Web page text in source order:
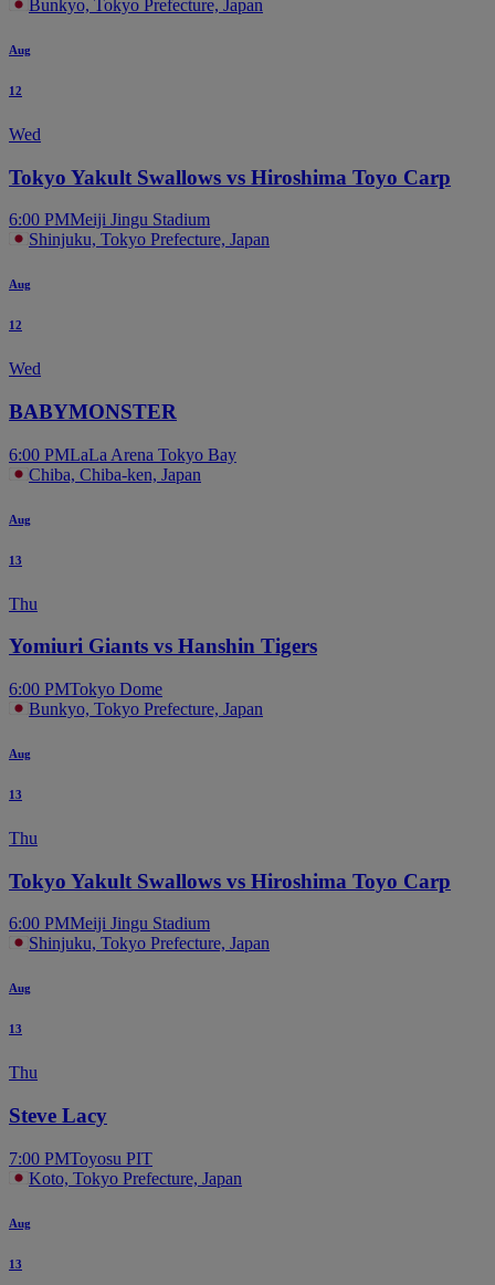
Bunkyo, Tokyo Prefecture, Japan
Aug
12
Wed
Tokyo Yakult Swallows vs Hiroshima Toyo Carp
6:00 PMMeiji Jingu Stadium
Shinjuku, Tokyo Prefecture, Japan
Aug
12
Wed
BABYMONSTER
6:00 PMLaLa Arena Tokyo Bay
Chiba, Chiba-ken, Japan
Aug
13
Thu
Yomiuri Giants vs Hanshin Tigers
6:00 PMTokyo Dome
Bunkyo, Tokyo Prefecture, Japan
Aug
13
Thu
Tokyo Yakult Swallows vs Hiroshima Toyo Carp
6:00 PMMeiji Jingu Stadium
Shinjuku, Tokyo Prefecture, Japan
Aug
13
Thu
Steve Lacy
7:00 PMToyosu PIT
Koto, Tokyo Prefecture, Japan
Aug
13